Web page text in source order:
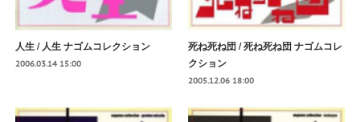
人生 / 人生 ナゴムコレクション
2006.03.14 15:00
死ね死ね団 / 死ね死ね団 ナゴムコレ
クション
2005.12.06 18:00